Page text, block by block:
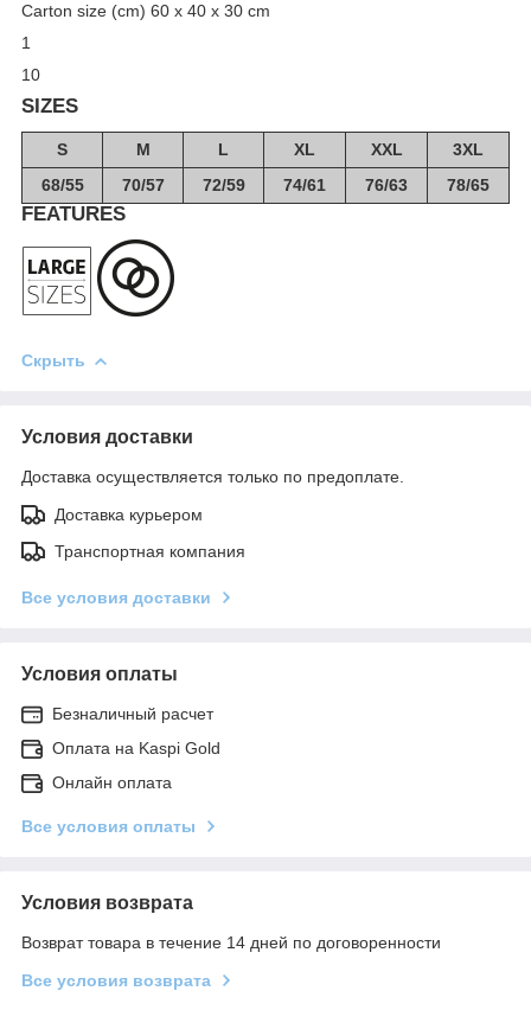
Carton size (cm) 60 x 40 x 30 cm
1
10
SIZES
S M L XL XXL
3XL
68/55
70/57 72/59 74/61 76/63 78/65
FEATURES
Скрыть
Условия доставки
Доставка осуществляется только по предоплате.
Доставка курьером
Транспортная компания
Все условия доставки
Условия оплаты
Безналичный расчет
Оплата на Kaspi Gold
Онлайн оплата
Все условия оплаты
Условия возврата
Возврат товара в течение 14 дней по договоренности
Все условия возврата